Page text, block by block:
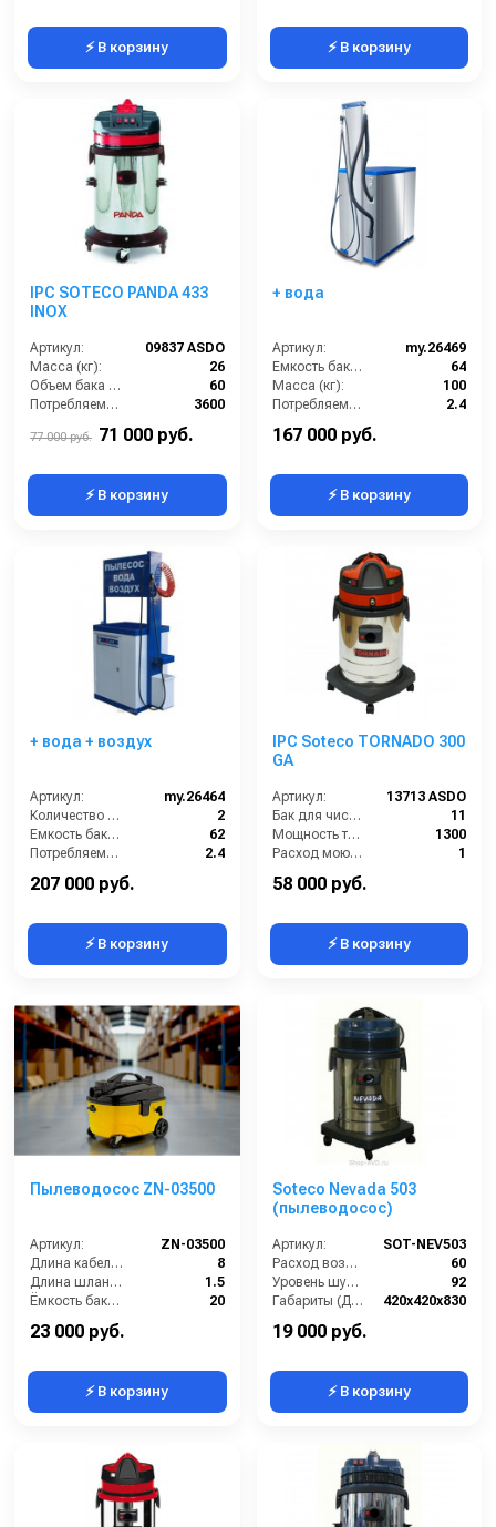
⚡ В корзину ⚡ В корзину
IPC SOTECO PANDA 433
INOX
Артикул:
09837 ASDO
Масса (кг):
26
Объем бака (л):
60
Потребляемая мощность (Вт):
3600
77 000 руб. 71 000 руб.
⚡ В корзину
+ вода
Артикул:
my.26469
Емкость бака для мусора (л):
64
Масса (кг):
100
Потребляемая мощность (кВт):
2.4
167 000 руб.
⚡ В корзину
+ вода + воздух
Артикул:
my.26464
Количество турбин (шт):
2
Емкость бака для мусора (л):
62
Потребляемая мощность (кВт):
2.4
207 000 руб.
⚡ В корзину
IPC Soteco TORNADO 300
GA
Артикул:
13713 ASDO
Бак для чистой воды (л):
11
Мощность турбины (Вт):
1300
Расход моющего раствора (л/мин):
1
58 000 руб.
⚡ В корзину
Пылеводосос ZN-03500
Артикул:
ZN-03500
Длина кабеля (м):
8
Длина шланга (м):
1.5
Ёмкость бака (л):
20
Мощность (Вт):
23 000 руб.
⚡ В корзину
Soteco Nevada 503
(пылеводосос)
Артикул:
SOT-NEV503
Расход воздуха (л/сек):
60
Уровень шума (дБ(А)):
92
Габариты (ДхШхВ):
420х420х830
Номинальный диаметр принадлежностей (мм):
19 000 руб.
⚡ В корзину